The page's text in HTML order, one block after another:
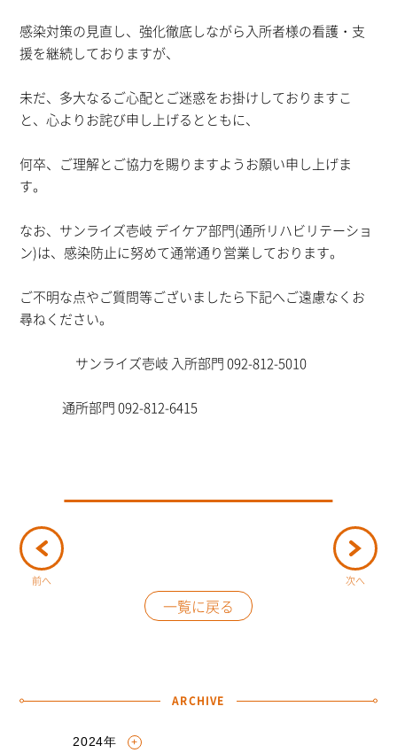
感染対策の見直し、強化徹底しながら入所者様の看護・支
援を継続しておりますが、
未だ、多大なるご心配とご迷惑をお掛けしておりますこ
と、心よりお詫び申し上げるとともに、
何卒、ご理解とご協力を賜りますようお願い申し上げま
す。
なお、サンライズ壱岐 デイケア部門(通所リハビリテーショ
ン)は、感染防止に努めて通常通り営業しております。
ご不明な点やご質問等ございましたら下記へご遠慮なくお
尋ねください。
サンライズ壱岐 入所部門 092-812-5010
通所部門 092-812-6415
前へ 次へ
一覧に戻る
ARCHIVE
2024年